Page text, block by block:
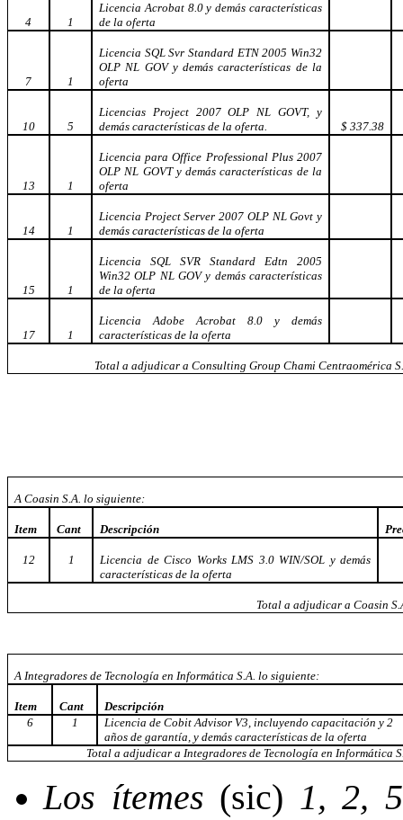
4 1
Licencia Acrobat 8.0 y demás características
de la oferta
7 1
Licencia SQL Svr Standard ETN 2005 Win32
OLP NL GOV y demás características de la
oferta
10 5
Licencias Project 2007 OLP NL GOVT, y
demás características de la oferta.
$ 337.38
13 1
Licencia para Office Professional Plus 2007
OLP NL GOVT y demás características de la
oferta
14 1
Licencia Project Server 2007 OLP NL Govt y
demás características de la oferta
15 1
Licencia SQL SVR Standard Edtn 2005
Win32 OLP NL GOV y demás características
de la oferta
17 1
Licencia Adobe Acrobat 8.0 y demás
características de la oferta
Total a adjudicar a Consulting Group Chami Centraomérica
A Coasin S.A. lo siguiente:
Item Cant Descripción
12 1
Licencia de Cisco Works LMS 3.0 WIN/SOL y demás
características de la oferta
Total a adjudicar a Coasin
A Integradores de Tecnología en Informática S.A. lo siguiente:
Item Cant
Descripción
6
1
Licencia de Cobit Advisor V3, incluyendo capacitación y 2
años de garantía, y demás características de la oferta
Total a adjudicar a Integradores de Tecnología en Informática
Los ítemes (sic) 1, 2,